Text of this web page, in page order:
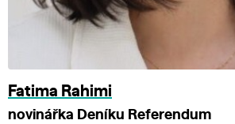
Fatima Rahimi
novinářka Deníku Referendum